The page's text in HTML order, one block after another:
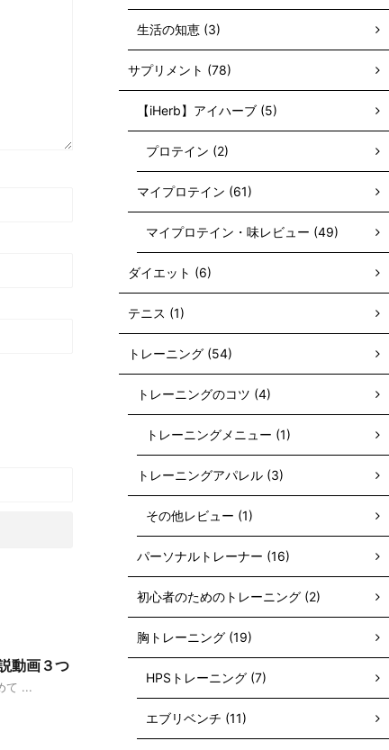
動画３つ
て ...
生活の知恵 (3)
サプリメント (78)
【iHerb】アイハーブ (5)
プロテイン (2)
マイプロテイン (61)
マイプロテイン・味レビュー (49)
ダイエット (6)
テニス (1)
トレーニング (54)
トレーニングのコツ (4)
トレーニングメニュー (1)
トレーニングアパレル (3)
その他レビュー (1)
パーソナルトレーナー (16)
初心者のためのトレーニング (2)
胸トレーニング (19)
HPSトレーニング (7)
エブリベンチ (11)